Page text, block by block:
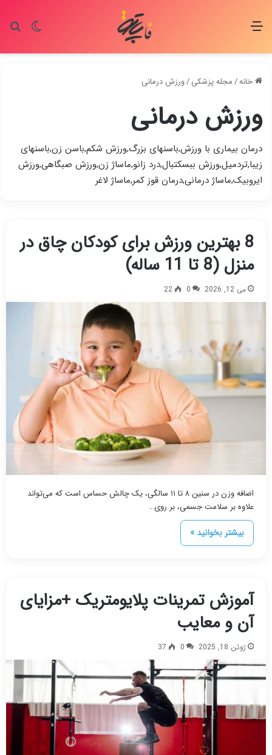
تغییر منو
خانه/مجله پزشکی/ورزش درمانی
ورزش درمانی
درمان بیماری با ورزش,باسنهای بزرگ,ورزش شکم,باسن زن,باسنهای
زیبا,تردمیل,ورزش ببسکتبال,درد زانو,ماساژ زن,ورزش صبگاهی,ورزش
ایروبیک,ماساژ درمانی,درمان قوز کمر,ماساژ لاغر
8 بهترین ورزش برای کودکان چاق در
منزل (8 تا 11 ساله)
می 12, 2026 0
22
اضافه وزن در سنین ۸ تا ۱۱ سالگی، یک چالش حساس است که می‌تواند
علاوه بر سلامت جسمی، بر روی…
بیشتر بخوانید »
آموزش تمرینات پلایومتریک +مزایای
آن و معایب
ژوئن 18, 2025 0
37